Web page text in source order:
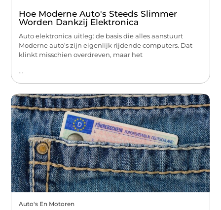
Hoe Moderne Auto's Steeds Slimmer
Worden Dankzij Elektronica
Auto elektronica uitleg: de basis die alles aanstuurt
Moderne auto’s zijn eigenlijk rijdende computers. Dat
klinkt misschien overdreven, maar het
...
Auto's En Motoren